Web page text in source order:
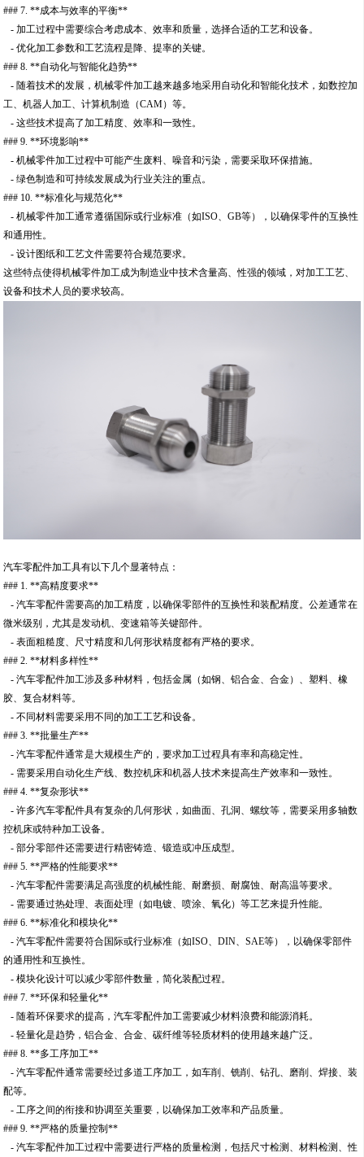
### 7. **成本与效率的平衡**
- 加工过程中需要综合考虑成本、效率和质量，选择合适的工艺和设备。
- 优化加工参数和工艺流程是降、提率的关键。
### 8. **自动化与智能化趋势**
- 随着技术的发展，机械零件加工越来越多地采用自动化和智能化技术，如数控加
工、机器人加工、计算机制造（CAM）等。
- 这些技术提高了加工精度、效率和一致性。
### 9. **环境影响**
- 机械零件加工过程中可能产生废料、噪音和污染，需要采取环保措施。
- 绿色制造和可持续发展成为行业关注的重点。
### 10. **标准化与规范化**
- 机械零件加工通常遵循国际或行业标准（如ISO、GB等），以确保零件的互换性
和通用性。
- 设计图纸和工艺文件需要符合规范要求。
这些特点使得机械零件加工成为制造业中技术含量高、性强的领域，对加工工艺、
设备和技术人员的要求较高。
汽车零配件加工具有以下几个显著特点：
### 1. **高精度要求**
- 汽车零配件需要高的加工精度，以确保零部件的互换性和装配精度。公差通常在
微米级别，尤其是发动机、变速箱等关键部件。
- 表面粗糙度、尺寸精度和几何形状精度都有严格的要求。
### 2. **材料多样性**
- 汽车零配件加工涉及多种材料，包括金属（如钢、铝合金、合金）、塑料、橡
胶、复合材料等。
- 不同材料需要采用不同的加工工艺和设备。
### 3. **批量生产**
- 汽车零配件通常是大规模生产的，要求加工过程具有率和高稳定性。
- 需要采用自动化生产线、数控机床和机器人技术来提高生产效率和一致性。
### 4. **复杂形状**
- 许多汽车零配件具有复杂的几何形状，如曲面、孔洞、螺纹等，需要采用多轴数
控机床或特种加工设备。
- 部分零部件还需要进行精密铸造、锻造或冲压成型。
### 5. **严格的性能要求**
- 汽车零配件需要满足高强度的机械性能、耐磨损、耐腐蚀、耐高温等要求。
- 需要通过热处理、表面处理（如电镀、喷涂、氧化）等工艺来提升性能。
### 6. **标准化和模块化**
- 汽车零配件需要符合国际或行业标准（如ISO、DIN、SAE等），以确保零部件
的通用性和互换性。
- 模块化设计可以减少零部件数量，简化装配过程。
### 7. **环保和轻量化**
- 随着环保要求的提高，汽车零配件加工需要减少材料浪费和能源消耗。
- 轻量化是趋势，铝合金、合金、碳纤维等轻质材料的使用越来越广泛。
### 8. **多工序加工**
- 汽车零配件通常需要经过多道工序加工，如车削、铣削、钻孔、磨削、焊接、装
配等。
- 工序之间的衔接和协调至关重要，以确保加工效率和产品质量。
### 9. **严格的质量控制**
- 汽车零配件加工过程中需要进行严格的质量检测，包括尺寸检测、材料检测、性